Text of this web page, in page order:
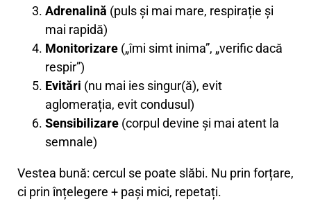
Adrenalină (puls și mai mare, respirație și
mai rapidă)
Monitorizare („îmi simt inima”, „verific dacă
respir”)
Evitări (nu mai ies singur(ă), evit
aglomerația, evit condusul)
Sensibilizare (corpul devine și mai atent la
semnale)
Vestea bună: cercul se poate slăbi. Nu prin forțare,
ci prin înțelegere + pași mici, repetați.